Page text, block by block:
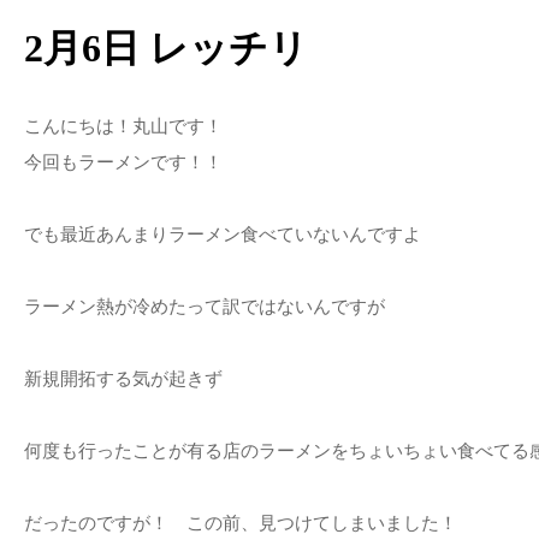
2月6日 レッチリ
こんにちは！丸山です！
今回もラーメンです！！
でも最近あんまりラーメン食べていないんですよ
ラーメン熱が冷めたって訳ではないんですが
新規開拓する気が起きず
何度も行ったことが有る店のラーメンをちょいちょい食べてる
だったのですが！ この前、見つけてしまいました！